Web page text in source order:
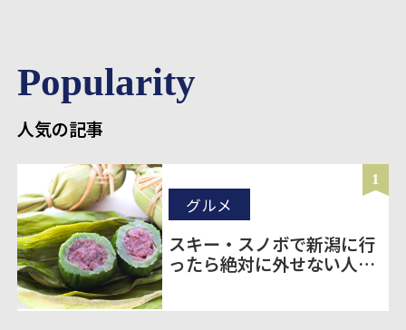
Popularity
人気の記事
1
スキー・スノボで新潟に行
ったら絶対に外せない人気
グルメ